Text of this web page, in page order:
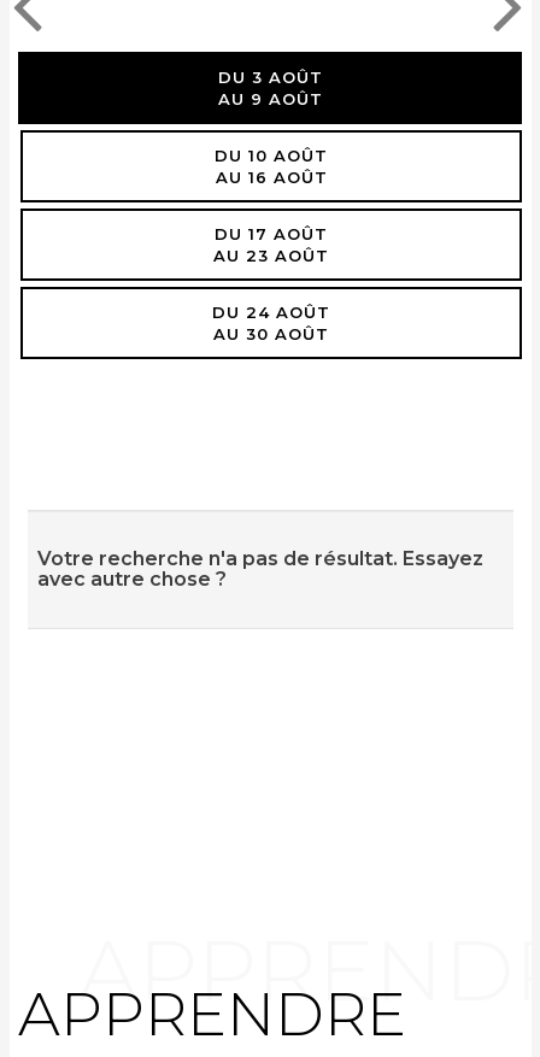
DU 3 AOÛT
AU 9 AOÛT
DU 10 AOÛT
AU 16 AOÛT
DU 17 AOÛT
AU 23 AOÛT
DU 24 AOÛT
AU 30 AOÛT
Votre recherche n'a pas de résultat. Essayez
avec autre chose ?
APPRENDRE